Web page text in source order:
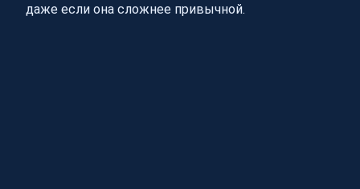
даже если она сложнее привычной.